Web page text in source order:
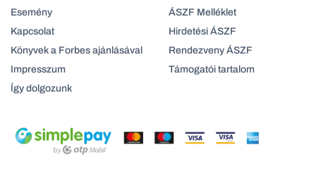
Esemény
Kapcsolat
Könyvek a Forbes ajánlásával
Impresszum
Így dolgozunk
ÁSZF Melléklet
Hirdetési ÁSZF
Rendezveny ÁSZF
Támogatói tartalom